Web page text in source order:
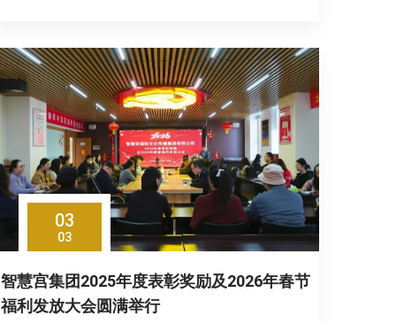
03
03
智慧宫集团2025年度表彰奖励及2026年春节
福利发放大会圆满举行